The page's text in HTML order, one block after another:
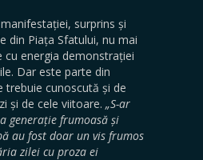
surprins și
din Piața Sfatului, nu mai
cu energia demonstrației
Dar este parte din
trebuie cunoscută și de
și de cele viitoare. „S-ar
generație frumoasă și
au fost doar un vis frumos
zilei cu proza ei